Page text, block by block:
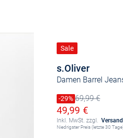
s.Oliver
Damen Barrel
Sale
Preis reduziert um
-29%
Alter Preis69,99 €
Ermäßigter
49,99 €
Inkl. MwSt. zzgl.
Niedrigster Preis (letzte 30